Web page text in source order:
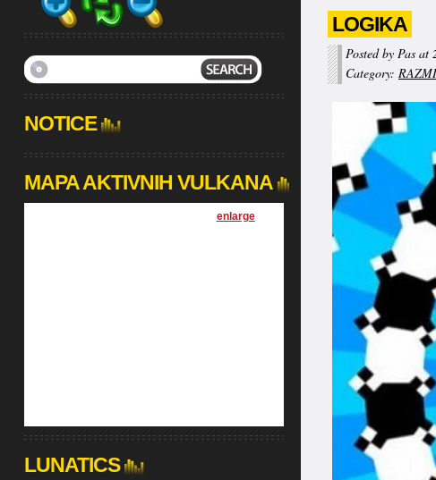
LOGIKA
Posted by Pas at
Category:
NOTICE
MAPA AKTIVNIH VULKANA
enlarge]
LUNATICS